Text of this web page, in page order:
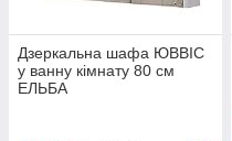
Дзеркальна шафа ЮВВІС
у ванну кімнату 80 см
ЕЛЬБА